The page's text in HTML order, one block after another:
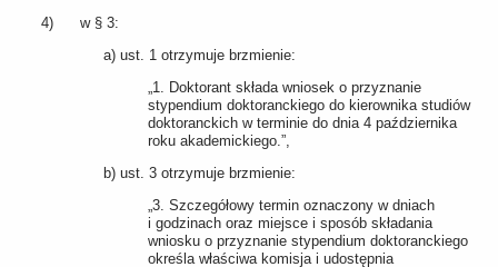
4) w § 3:
a) ust. 1 otrzymuje brzmienie:
„1. Doktorant składa wniosek o przyznanie
stypendium doktoranckiego do kierownika studiów
doktoranckich w terminie do dnia 4 października
roku akademickiego.”,
b) ust. 3 otrzymuje brzmienie:
„3. Szczegółowy termin oznaczony w dniach
i godzinach oraz miejsce i sposób składania
wniosku o przyznanie stypendium doktoranckiego
określa właściwa komisja i udostępnia